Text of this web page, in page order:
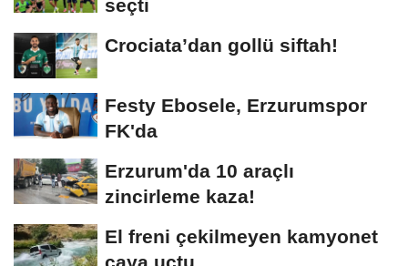
seçti
Crociata’dan gollü siftah!
Festy Ebosele, Erzurumspor
FK'da
Erzurum'da 10 araçlı
zincirleme kaza!
El freni çekilmeyen kamyonet
çaya uçtu